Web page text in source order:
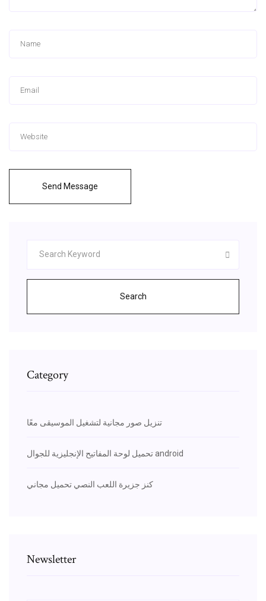
Send Message
Search
Category
تنزيل صور مجانية لتشغيل الموسيقى معًا
تحميل لوحة المفاتيح الإنجليزية للجوال android
كنز جزيرة اللعب النصي تحميل مجاني
Newsletter